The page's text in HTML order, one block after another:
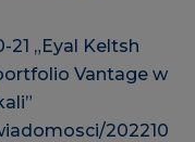
21 „Eyal Keltsh
Vantage w
202210